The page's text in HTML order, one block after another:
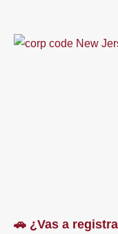
🚗 ¿Vas a